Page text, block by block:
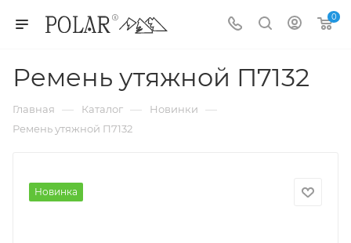
0
Ремень утяжной П7132
Главная — Каталог — Новинки —
Ремень утяжной П7132
Новинка